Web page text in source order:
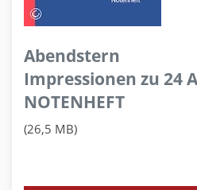
Abendstern
Impressionen zu 24
NOTENHEFT
(26,5 MB)